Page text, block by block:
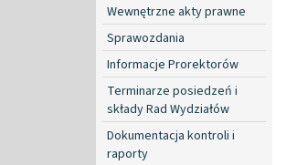
Wewnętrzne akty prawne
Sprawozdania
Informacje Prorektorów
Terminarze posiedzeń i
składy Rad Wydziałów
Dokumentacja kontroli i
raporty